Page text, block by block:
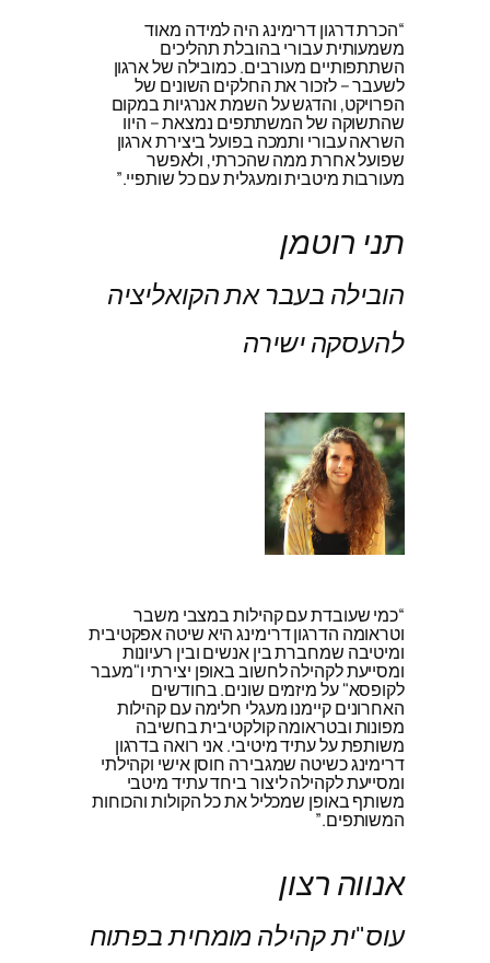
“הכרת דרגון דרימינג היה למידה מאוד
משמעותית עבורי בהובלת תהליכים
השתתפותיים מעורבים. כמובילה של ארגון
לשעבר – לזכור את החלקים השונים של
הפרויקט, והדגש על השמת אנרגיות במקום
שהתשוקה של המשתתפים נמצאת – היוו
השראה עבורי ותמכה בפועל ביצירת ארגון
שפועל אחרת ממה שהכרתי, ולאפשר
מעורבות מיטבית ומעגלית עם כל שותפיי.”
תני רוטמן
הובילה בעבר את הקואליציה
להעסקה ישירה
“כמי שעובדת עם קהילות במצבי משבר
וטראומה הדרגון דרימינג היא שיטה אפקטיבית
ומיטיבה שמחברת בין אנשים ובין רעיונות
ומסייעת לקהילה לחשוב באופן יצירתי ו"מעבר
לקופסא" על מיזמים שונים. בחודשים
האחרונים קיימנו מעגלי חלימה עם קהילות
מפונות ובטראומה קולקטיבית בחשיבה
משותפת על עתיד מיטיבי. אני רואה בדרגון
דרימינג כשיטה שמגבירה חוסן אישי וקהילתי
ומסייעת לקהילה ליצור ביחד עתיד מיטבי
משותף באופן שמכליל את כל הקולות והכוחות
המשותפים.”
אנווה רצון
עוס"ית קהילה מומחית בפתוח